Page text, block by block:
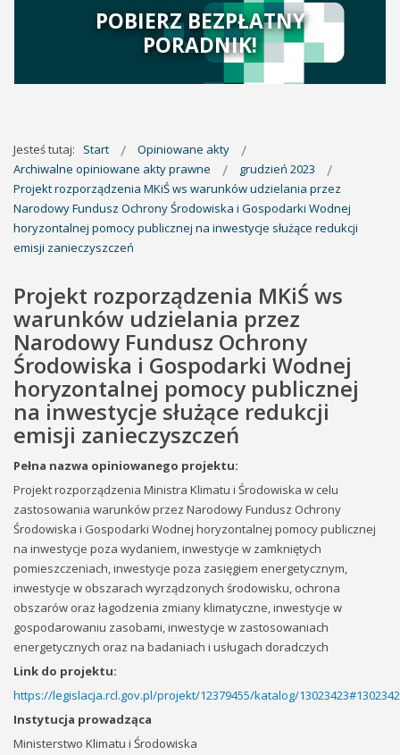
POBIERZ BEZPŁATNY
PORADNIK!
Jesteś tutaj: Start
Opiniowane akty
Archiwalne opiniowane akty prawne
grudzień 2023
Projekt rozporządzenia MKiŚ ws warunków udzielania przez
Narodowy Fundusz Ochrony Środowiska i Gospodarki Wodnej
horyzontalnej pomocy publicznej na inwestycje służące redukcji
emisji zanieczyszczeń
Projekt rozporządzenia MKiŚ ws
warunków udzielania przez
Narodowy Fundusz Ochrony
Środowiska i Gospodarki Wodnej
horyzontalnej pomocy publicznej
na inwestycje służące redukcji
emisji zanieczyszczeń
Pełna nazwa opiniowanego projektu:
Projekt rozporządzenia Ministra Klimatu i Środowiska w celu
zastosowania warunków przez Narodowy Fundusz Ochrony
Środowiska i Gospodarki Wodnej horyzontalnej pomocy publicznej
na inwestycje poza wydaniem, inwestycje w zamkniętych
pomieszczeniach, inwestycje poza zasięgiem energetycznym,
inwestycje w obszarach wyrządzonych środowisku, ochrona
obszarów oraz łagodzenia zmiany klimatyczne, inwestycje w
gospodarowaniu zasobami, inwestycje w zastosowaniach
energetycznych oraz na badaniach i usługach doradczych
Link do projektu:
https://legislacja.rcl.gov.pl/projekt/12379455/katalog/
Instytucja prowadząca
Ministerstwo Klimatu i Środowiska